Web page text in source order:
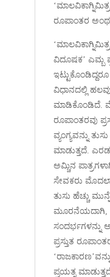
ರೂಪಾಂತರ ಅಂಥ
ವಿದೂಷಕ’ ಎಮ್ಬ
ವಿಧಾನದಲ್ಲಿ
ಮಾಡಿಕೊಂಡಿದೆ.
ರೂಪಾಂತರವು
ವ್ಯಂಗ್ಯವನ್ನು
ಮಾಡುತ್ತದೆ.
ಅಮ್ಚಿನ
ಸೇವಕರು
ತುಸು ಹೆಚ್ಚು
ಮೂರನೆಯದಾಗಿ,
ಸಂದರ್ಭಗಳನ್ನು
ಪ್ರಸ್ತುತ
ಪ್ರಯತ್ನ